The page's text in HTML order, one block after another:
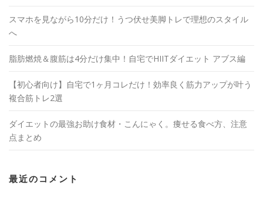
スマホを見ながら10分だけ！うつ伏せ美脚トレで理想のスタイル
へ
脂肪燃焼＆腹筋は4分だけ集中！自宅でHIITダイエット アブス編
【初心者向け】自宅で1ヶ月コレだけ！効率良く筋力アップが叶う
複合筋トレ2選
ダイエットの最強お助け食材・こんにゃく。痩せる食べ方、注意
点まとめ
最近のコメント